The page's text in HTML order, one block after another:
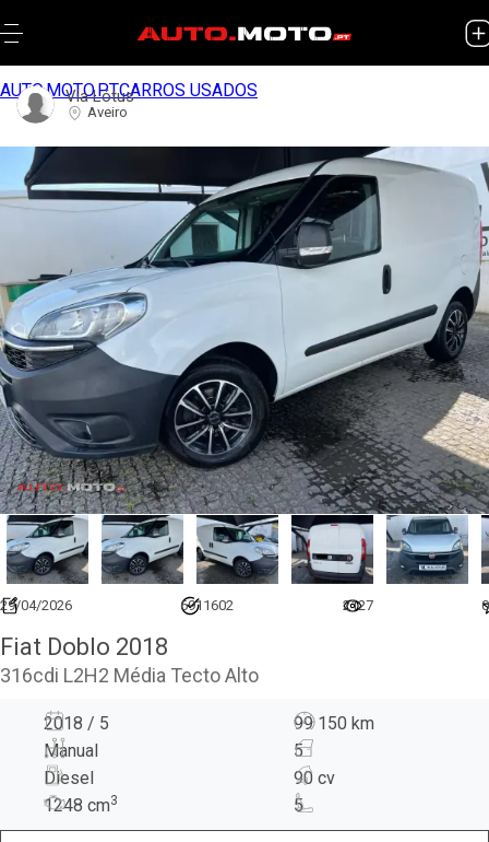
AUTO.MOTO.PTCARROS USADOS
29/04/2026 6911602 2127 0
Fiat Doblo 2018
316cdi L2H2 Média Tecto Alto
2018 / 5
99 150 km
Manual
5
Diesel
90 cv
1248 cm3 5
Via Lótus
Aveiro